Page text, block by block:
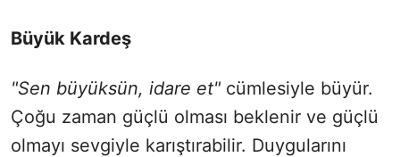
Büyük Kardeş
"Sen büyüksün, idare et" cümlesiyle büyür.
Çoğu zaman güçlü olması beklenir ve güçlü
olmayı sevgiyle karıştırabilir. Duygularını